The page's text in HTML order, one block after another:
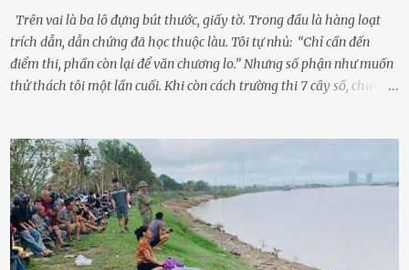
Khoa Hà...
Trên vai là ba lô đựng bút thước, giấy tờ. Trong đầu là hàng loạt
trích dẫn, dẫn chứng đã học thuộc làu. Tôi tự nhủ: “Chỉ cần đến
điểm thi, phần còn lại để văn chương lo.” Nhưng số phận như muốn
thử thách tôi một lần cuối. Khi còn cách trường thi 7 cây số, chiếc xe
sực nhớ – điện thoại đang sạc, sáng nay quên mang theo! Giữa con
đường thưa thớt người qua lại, tôi hoảng loạn vẫy tay xin đi nhờ. –
Chú ơi, cháu đi thi, xe hỏng rồi! Làm ơn cho cháu đi nhờ với! – Cô ơi,
giúp cháu với, cháu không có điện thoại… Người thì lắc đầu. Người
thì tăng ga tránh xa như né một kẻ lừa đảo. Tôi gào lên giữa đường
như một kẻ mất trí. Vô ích. 6h10. Còn hơn 30 phút nữa. Trong đầu